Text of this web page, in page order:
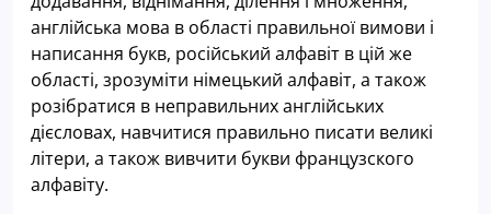
англійська мова в області правильної вимови і
написання букв, російський алфавіт в цій же
області, зрозуміти німецький алфавіт, а також
розібратися в неправильних англійських
дієсловах, навчитися правильно писати великі
літери, а також вивчити букви французского
алфавіту.